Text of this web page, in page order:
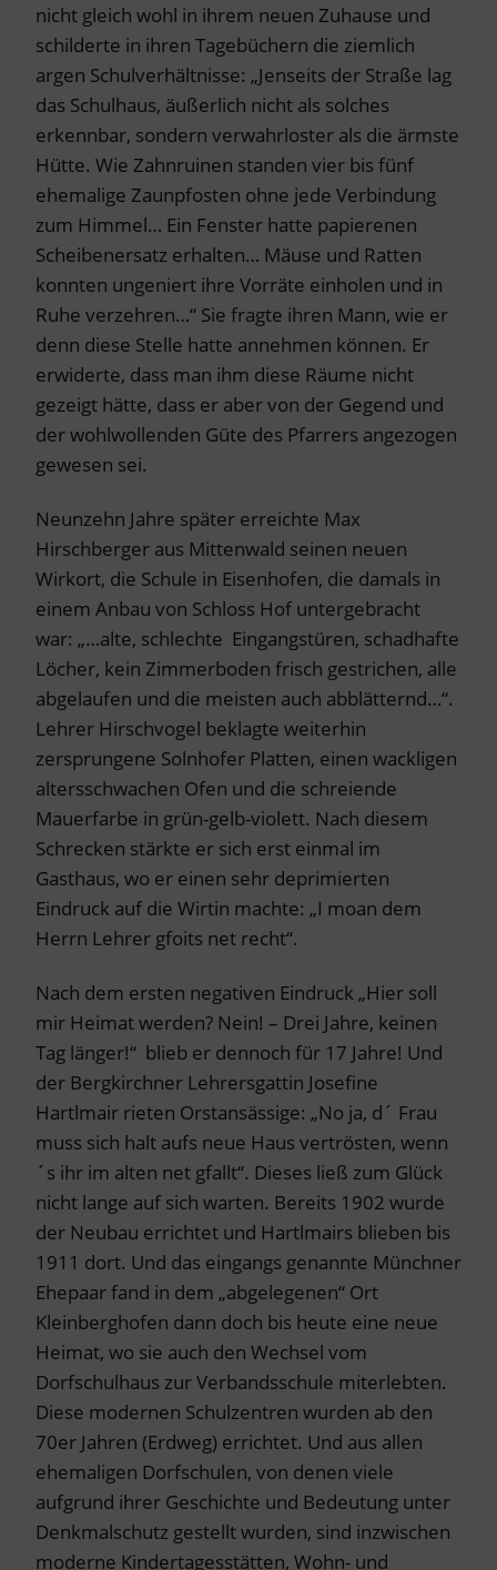
nicht gleich wohl in ihrem neuen Zuhause und
schilderte in ihren Tagebüchern die ziemlich
argen Schulverhältnisse: „Jenseits der Straße lag
das Schulhaus, äußerlich nicht als solches
erkennbar, sondern verwahrloster als die ärmste
Hütte. Wie Zahnruinen standen vier bis fünf
ehemalige Zaunpfosten ohne jede Verbindung
zum Himmel… Ein Fenster hatte papierenen
Scheibenersatz erhalten… Mäuse und Ratten
konnten ungeniert ihre Vorräte einholen und in
Ruhe verzehren…“ Sie fragte ihren Mann, wie er
denn diese Stelle hatte annehmen können. Er
erwiderte, dass man ihm diese Räume nicht
gezeigt hätte, dass er aber von der Gegend und
der wohlwollenden Güte des Pfarrers angezogen
gewesen sei.
Neunzehn Jahre später erreichte Max
Hirschberger aus Mittenwald seinen neuen
Wirkort, die Schule in Eisenhofen, die damals in
einem Anbau von Schloss Hof untergebracht
war: „…alte, schlechte Eingangstüren, schadhafte
Löcher, kein Zimmerboden frisch gestrichen, alle
abgelaufen und die meisten auch abblätternd…“.
Lehrer Hirschvogel beklagte weiterhin
zersprungene Solnhofer Platten, einen wackligen
altersschwachen Ofen und die schreiende
Mauerfarbe in grün-gelb-violett. Nach diesem
Schrecken stärkte er sich erst einmal im
Gasthaus, wo er einen sehr deprimierten
Eindruck auf die Wirtin machte: „I moan dem
Herrn Lehrer gfoits net recht“.
Nach dem ersten negativen Eindruck „Hier soll
mir Heimat werden? Nein! – Drei Jahre, keinen
Tag länger!“ blieb er dennoch für 17 Jahre! Und
der Bergkirchner Lehrersgattin Josefine
Hartlmair rieten Orstansässige: „No ja, d´ Frau
muss sich halt aufs neue Haus vertrösten, wenn
´s ihr im alten net gfallt“. Dieses ließ zum Glück
nicht lange auf sich warten. Bereits 1902 wurde
der Neubau errichtet und Hartlmairs blieben bis
1911 dort. Und das eingangs genannte Münchner
Ehepaar fand in dem „abgelegenen“ Ort
Kleinberghofen dann doch bis heute eine neue
Heimat, wo sie auch den Wechsel vom
Dorfschulhaus zur Verbandsschule miterlebten.
Diese modernen Schulzentren wurden ab den
70er Jahren (Erdweg) errichtet. Und aus allen
ehemaligen Dorfschulen, von denen viele
aufgrund ihrer Geschichte und Bedeutung unter
Denkmalschutz gestellt wurden, sind inzwischen
moderne Kindertagesstätten, Wohn- und